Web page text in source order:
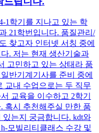
1학기를 지나고 있는 학
21학번입니다. 품질관리/
찾고자 인터넷 서칭 중에
. 저는 현재 생산기술과
고민하고 있는 상태라 품
반기계기사를 준비 중에
교내 수업으로는 두 직무
교육을 이수하고 2학기
혹시 추천해주실 만한 품
는지 궁금합니다. kdt와
모빌리티클래스 수강 및